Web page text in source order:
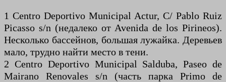
1 Centro Deportivo Municipal Actur, C/ Pablo Ruiz
Picasso s/n (недалеко от Avenida de los Pirineos).
Несколько бассейнов, большая лужайка. Деревьев
мало, трудно найти место в тени.
2 Centro Deportivo Municipal Salduba, Paseo de
Mairano Renovales s/n (часть парка Primo de